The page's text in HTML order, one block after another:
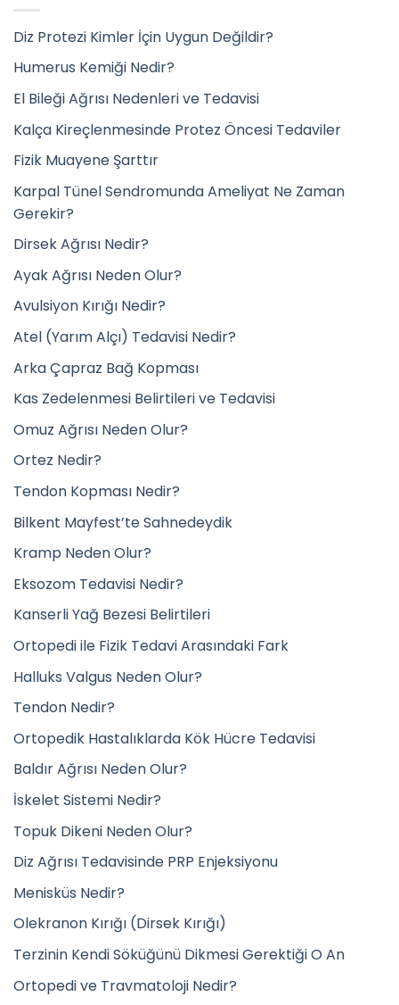
Diz Protezi Kimler İçin Uygun Değildir?
Humerus Kemiği Nedir?
El Bileği Ağrısı Nedenleri ve Tedavisi
Kalça Kireçlenmesinde Protez Öncesi Tedaviler
Fizik Muayene Şarttır
Karpal Tünel Sendromunda Ameliyat Ne Zaman
Gerekir?
Dirsek Ağrısı Nedir?
Ayak Ağrısı Neden Olur?
Avulsiyon Kırığı Nedir?
Atel (Yarım Alçı) Tedavisi Nedir?
Arka Çapraz Bağ Kopması
Kas Zedelenmesi Belirtileri ve Tedavisi
Omuz Ağrısı Neden Olur?
Ortez Nedir?
Tendon Kopması Nedir?
Bilkent Mayfest’te Sahnedeydik
Kramp Neden Olur?
Eksozom Tedavisi Nedir?
Kanserli Yağ Bezesi Belirtileri
Ortopedi ile Fizik Tedavi Arasındaki Fark
Halluks Valgus Neden Olur?
Tendon Nedir?
Ortopedik Hastalıklarda Kök Hücre Tedavisi
Baldır Ağrısı Neden Olur?
İskelet Sistemi Nedir?
Topuk Dikeni Neden Olur?
Diz Ağrısı Tedavisinde PRP Enjeksiyonu
Menisküs Nedir?
Olekranon Kırığı (Dirsek Kırığı)
Terzinin Kendi Söküğünü Dikmesi Gerektiği O An
Ortopedi ve Travmatoloji Nedir?